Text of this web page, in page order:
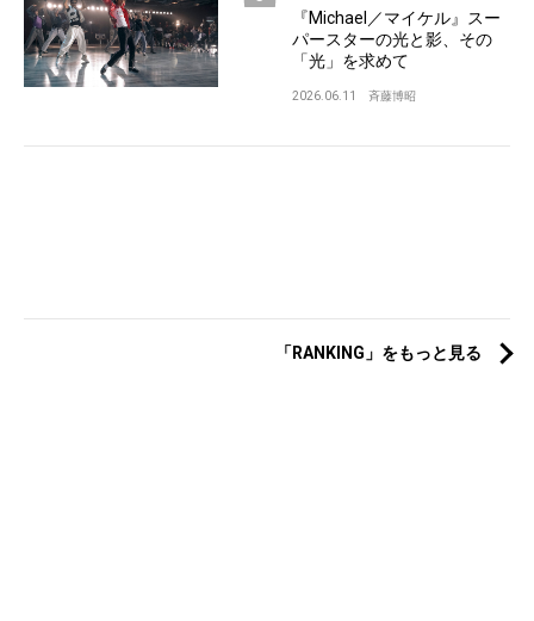
『Michael／マイケル』スー
パースターの光と影、その
「光」を求めて
2026.06.11 斉藤博昭
「RANKING」をもっと見る